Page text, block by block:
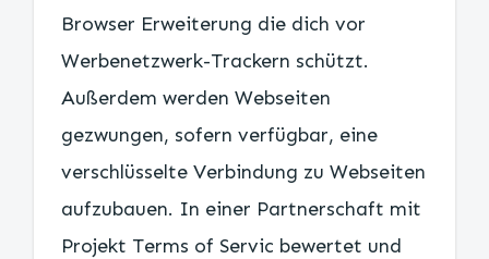
Browser Erweiterung die dich vor
Werbenetzwerk-Trackern schützt.
Außerdem werden Webseiten
gezwungen, sofern verfügbar, eine
verschlüsselte Verbindung zu Webseiten
aufzubauen. In einer Partnerschaft mit
Projekt Terms of Servic bewertet und